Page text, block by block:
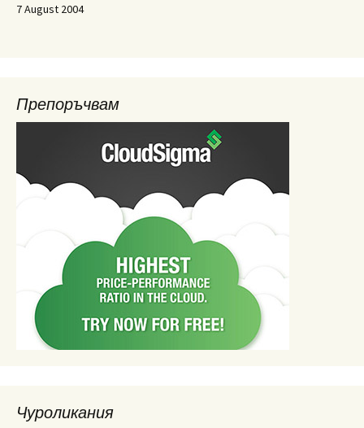
7 August 2004
Препоръчвам
Чуроликания